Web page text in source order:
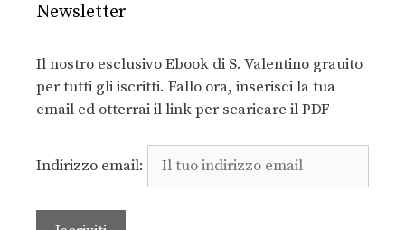
Newsletter
Il nostro esclusivo Ebook di S. Valentino grauito
per tutti gli iscritti. Fallo ora, inserisci la tua
email ed otterrai il link per scaricare il PDF
Indirizzo email: